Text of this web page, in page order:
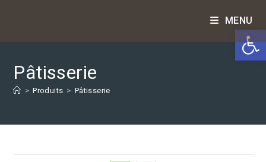
MENU
Pâtisserie
> Produits > Pâtisserie